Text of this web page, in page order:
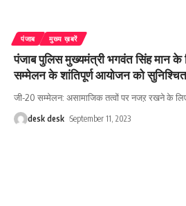
पंजाब मुख्य ख़बरें
पंजाब पुलिस मुख्यमंत्री भगवंत सिंह मान के
सम्मेलन के शांतिपूर्ण आयोजन को
जी-20 सम्मेलन: असामाजिक तत्वों पर नजऱ रखने के
desk desk September 11, 2023